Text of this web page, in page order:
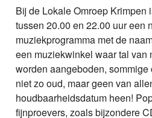
Bij de Lokale Omroep Krimpen
tussen 20.00 en 22.00 uur een
muziekprogramma met de
een muziekwinkel waar tal van
worden aangeboden,
niet zo oud, maar geen van
houdbaarheidsdatum heen!
fijnproevers, zoals bijzondere